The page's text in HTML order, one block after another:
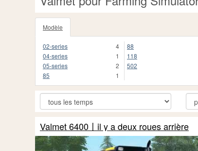
Modèle
02-series
4
04-series
1
05-series
2
85
1
88
118
502
Valmet 6400〡il y a deux roues arrière